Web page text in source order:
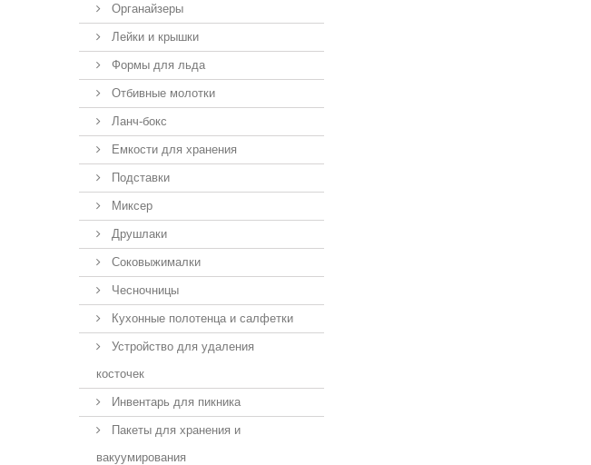
Органайзеры
Лейки и крышки
Формы для льда
Отбивные молотки
Ланч-бокс
Емкости для хранения
Подставки
Миксер
Друшлаки
Соковыжималки
Чесночницы
Кухонные полотенца и салфетки
Устройство для удаления
косточек
Инвентарь для пикника
Пакеты для хранения и
вакуумирования